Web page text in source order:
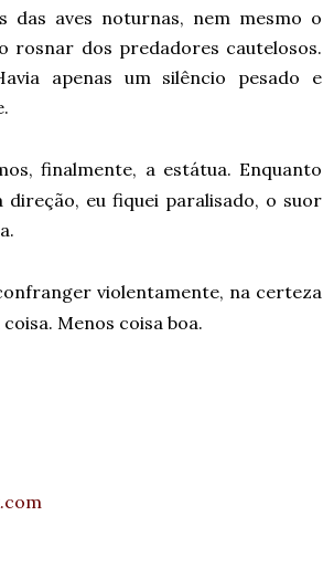
das aves noturnas, nem mesmo o
rosnar dos predadores cautelosos.
apenas um silêncio pesado e
finalmente, a estátua. Enquanto
eu fiquei paralisado, o suor
violentamente, na certeza
Menos coisa boa.